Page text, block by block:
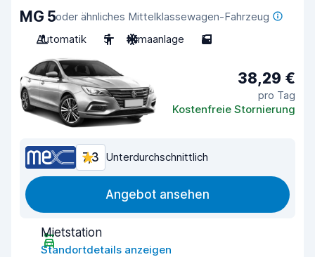
MG 5oder ähnliches Mittelklassewagen-Fahrzeug
Automatik
5 Klimaanlage 5
38,29 €
pro Tag
Kostenfreie Stornierung
7,3 Unterdurchschnittlich
Angebot ansehen
Mietstation
Standortdetails anzeigen